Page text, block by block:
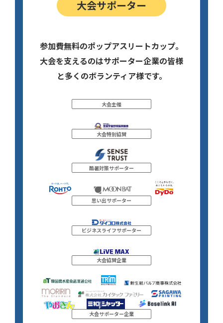
大会サポーター
参加費無料のポップアスリートカップ。
大会を支えるのはサポーター企業の皆様
と多くのボランティア様です。
大会主催
大会特別協賛
酷暑対策サポーター
思い出サポーター
ビジネスライフサポーター
大会協賛企業
大会サポーター企業